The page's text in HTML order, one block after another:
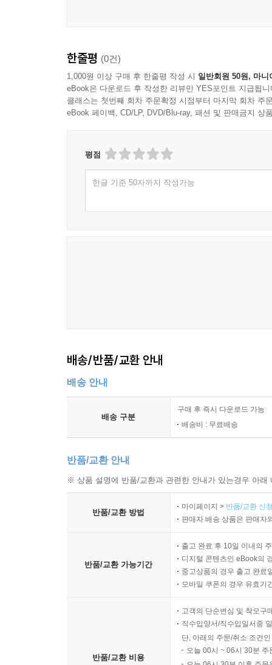
한줄평 (0건)
1,000원 이상 구매 후 한줄평 작성 시 일반회원 50원, 마니
eBook은 다운로드 후 작성한 리뷰만 YES포인트 지급됩니
클래스는 첫번째 회차 주문확정 시점부터 마지막 회차 주
eBook 페이백, CD/LP, DVD/Blu-ray, 패션 및 판매금지 상
평점
한글 기준 50자까지 작성가능
배송/반품/교환 안내
배송 안내
배송 구분
구매 후 즉시 다운로드 가능
배송비 : 무료배송
반품/교환 안내
※ 상품 설명에 반품/교환과 관련한 안내가 있는경우 아
반품/교환 방법
마이페이지 > 반품/교환 신
판매자 배송 상품은 판매자
반품/교환 가능기간
출고 완료 후 10일 이내의
디지털 콘텐츠인 eBook의
중고상품의 경우 출고 완료
모바일 쿠폰의 경우 유효기
반품/교환 비용
고객의 단순변심 및 착오구
직수입양서/직수입일서중
단, 아래의 주문/취소 조건
오늘 00시 ~ 06시 30분